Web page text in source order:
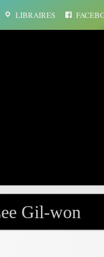
LIBRAIRES
Gil-won